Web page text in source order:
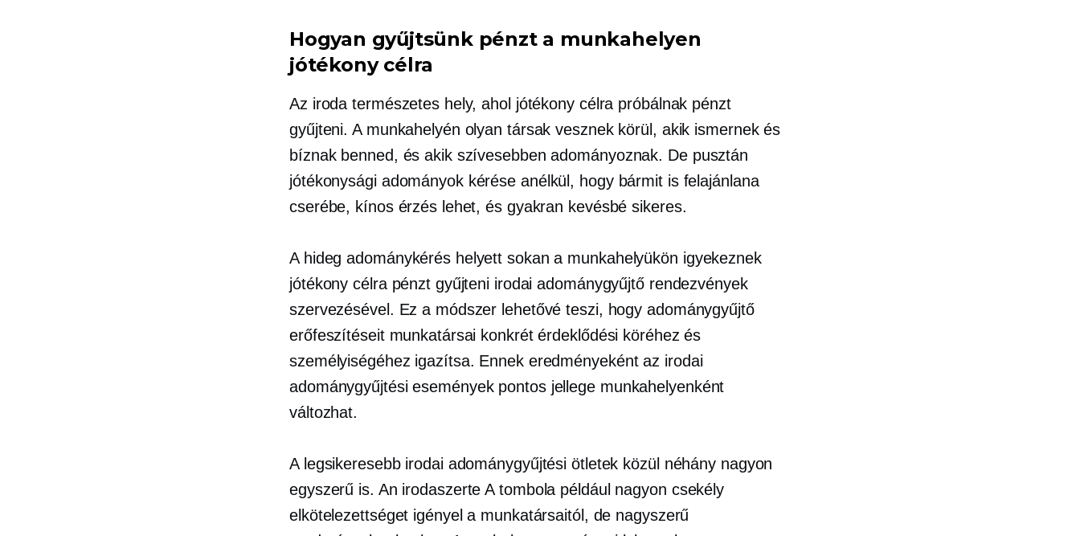
Hogyan gyűjtsünk pénzt a munkahelyen
jótékony célra
Az iroda természetes hely, ahol jótékony célra próbálnak pénzt
gyűjteni. A munkahelyén olyan társak vesznek körül, akik ismernek és
bíznak benned, és akik szívesebben adományoznak. De pusztán
jótékonysági adományok kérése anélkül, hogy bármit is felajánlana
cserébe, kínos érzés lehet, és gyakran kevésbé sikeres.
A hideg adománykérés helyett sokan a munkahelyükön igyekeznek
jótékony célra pénzt gyűjteni irodai adománygyűjtő rendezvények
szervezésével. Ez a módszer lehetővé teszi, hogy adománygyűjtő
erőfeszítéseit munkatársai konkrét érdeklődési köréhez és
személyiségéhez igazítsa. Ennek eredményeként az irodai
adománygyűjtési események pontos jellege munkahelyenként
változhat.
A legsikeresebb irodai adománygyűjtési ötletek közül néhány nagyon
egyszerű is. An irodaszerte A tombola például nagyon csekély
elkötelezettséget igényel a munkatársaitól, de nagyszerű